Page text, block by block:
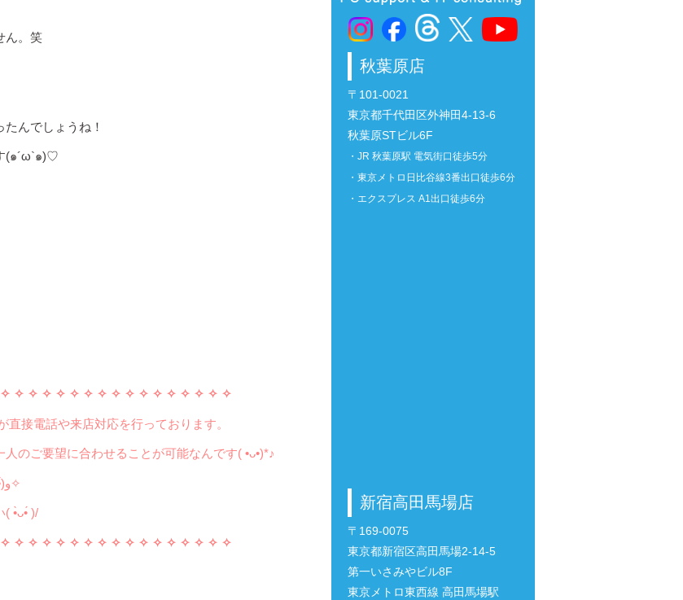
ん。笑
んでしょうね！
(๑´ω`๑)♡
✧ ✧ ✧ ✧ ✧ ✧ ✧ ✧ ✧ ✧ ✧ ✧ ✧ ✧ ✧ ✧
接電話や来店対応を行っております。
のご要望に合わせることが可能なんです( •ᴗ•)*♪
お急ぎの方にも臨機応変に対応いたします(๑•̀ㅂ•́)و✧
•̀ᴗ•́ )/
✧ ✧ ✧ ✧ ✧ ✧ ✧ ✧ ✧ ✧ ✧ ✧ ✧ ✧ ✧ ✧
秋葉原店
〒101-0021
東京都千代田区外神田4-13-6
秋葉原STビル6F
・JR 秋葉原駅 電気街口徒歩5分
・東京メトロ日比谷線3番出口徒歩6分
・エクスプレス A1出口徒歩6分
新宿高田馬場店
〒169-0075
東京都新宿区高田馬場2-14-5
第一いさみやビル8F
東京メトロ東西線 高田馬場駅